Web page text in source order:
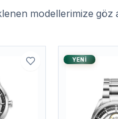
modellerimize göz
YENI